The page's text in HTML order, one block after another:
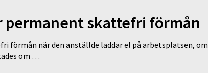
permanent skattefri förmån
förmån när den anställde laddar el på arbetsplatsen, om
om …